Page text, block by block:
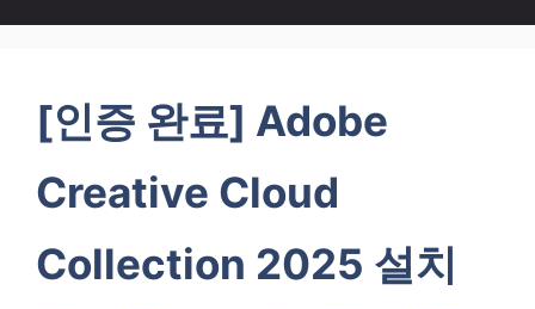
[인증 완료] Adobe
Creative Cloud
Collection 2025 설치